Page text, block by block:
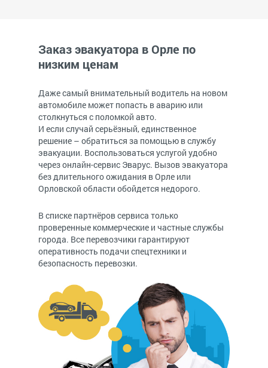
Заказ эвакуатора в Орле по
низким ценам
Даже самый внимательный водитель на новом
автомобиле может попасть в аварию или
столкнуться с поломкой авто.
И если случай серьёзный, единственное
решение – обратиться за помощью в службу
эвакуации. Воспользоваться услугой удобно
через онлайн-сервис Эварус. Вызов эвакуатора
без длительного ожидания в Орле или
Орловской области обойдется недорого.
В списке партнёров сервиса только
проверенные коммерческие и частные службы
города. Все перевозчики гарантируют
оперативность подачи спецтехники и
безопасность перевозки.